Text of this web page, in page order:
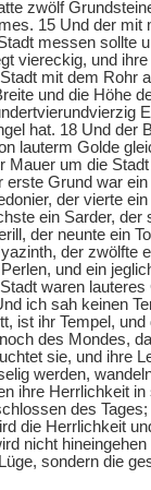
zwölf
15 Und der mit
messen sollte
viereckig, und
mit dem Rohr
und die Höhe
hat. 18 Und der
lauterm Golde
Mauer um die
erste Grund war
der vierte
ein Sarder, der
der neunte ein
der zwölfte
und ein
waren lauteres
ich sah keinen
ist ihr Tempel,
des Mondes,
sie, und ihre
werden,
ihre Herrlichkeit
des
die Herrlichkeit
nicht
sondern die